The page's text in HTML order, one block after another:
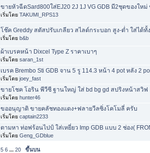
ขายหัวฉีดSard800ใส่EJ20 2J 1J VG GDB มี2ชุดของให
เริ่มโดย TAKUMI_RPS13
โช๊ค Greddy สตัสปรับเกลียว สไลด์กระบอก สูง-ต่ำ ใส่ได้ทั้ง
เริ่มโดย b&b
ผ้าเบรคหน้า Dixcel Type Z ราคาเบาๆ
เริ่มโดย saran_1st
เบรค Brembo Sti GDB จาน 5 รู 114.3 หน้า 4 pot หลัง 2
เริ่มโดย joey_fast
ขายโชค โอริน พีวีซี ฐานใหญ่ ใส่ bd bg gd สปริงหน้าสวิฟ
เริ่มโดย hunter46
ขออนุญาติ ขายคลัชทองแดง+ฟลายวีลซิ่งโคโมลี่ ครับ
เริ่มโดย captain2233
ตามหา ท่อฟร้อนไปป์ ใส่เหยี่ยว Imp GDB แบบ 2 ช่อง(
เริ่มโดย Geng_GDblue
5 6 ...20 ขึ้นบน